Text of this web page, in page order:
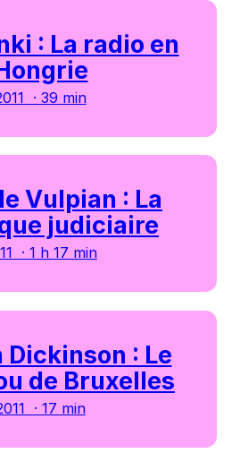
: La radio en
· 39 min
Vulpian : La
judiciaire
· 1 h 17 min
Dickinson : Le
de Bruxelles
· 17 min